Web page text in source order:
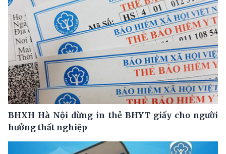
BHXH Hà Nội dừng in thẻ BHYT giấy cho người
hưởng thất nghiệp